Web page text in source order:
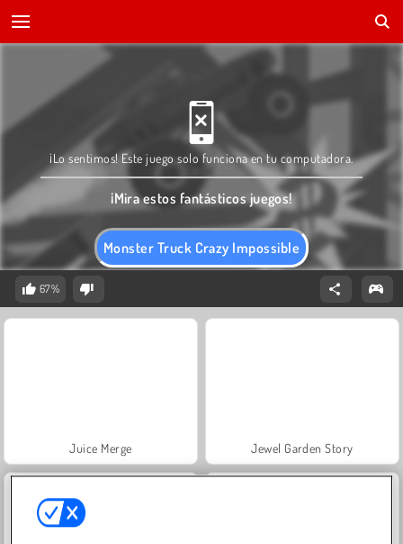
Monster Truck Crazy Impossible
¡Lo sentimos! Este juego solo funciona en tu computadora.
¡Mira estos fantásticos juegos!
67%
Juice Merge Jewel Garden Story